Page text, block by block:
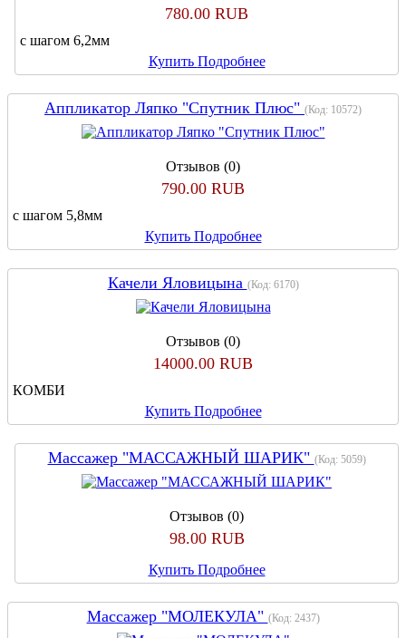
780.00 RUB
с шагом 6,2мм
Купить Подробнее
Аппликатор Ляпко "Спутник Плюс" (Код: 10572)
Отзывов (0)
790.00 RUB
с шагом 5,8мм
Купить Подробнее
Качели Яловицына (Код: 6170)
Отзывов (0)
14000.00 RUB
КОМБИ
Купить Подробнее
Массажер "МАССАЖНЫЙ ШАРИК" (Код: 5059)
Отзывов (0)
98.00 RUB
Купить Подробнее
Массажер "МОЛЕКУЛА" (Код: 2437)